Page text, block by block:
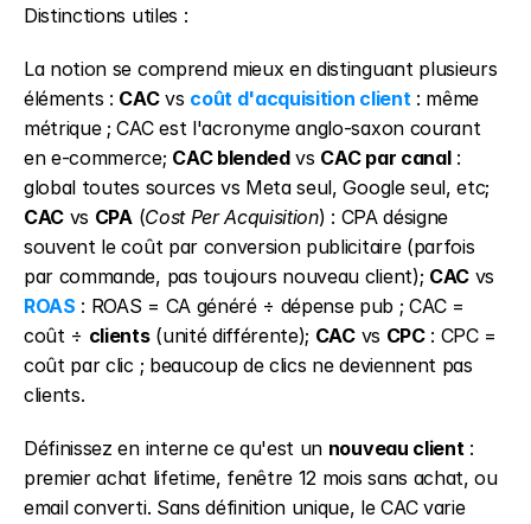
Distinctions utiles :
La notion se comprend mieux en distinguant plusieurs
éléments : CAC vs coût d'acquisition client : même
métrique ; CAC est l'acronyme anglo-saxon courant
en e-commerce; CAC blended vs CAC par canal :
CAC vs CPA (Cost Per Acquisition) : CPA désigne
souvent le coût par conversion publicitaire (parfois
par commande, pas toujours nouveau client); CAC
ROAS : ROAS = CA généré ÷ dépense pub ; CAC =
coût ÷ clients (unité différente); CAC vs CPC : CPC =
coût par clic ; beaucoup de clics ne deviennent pas
clients.
Définissez en interne ce qu'est un nouveau client :
premier achat lifetime, fenêtre 12 mois sans achat, ou
email converti. Sans définition unique, le CAC varie